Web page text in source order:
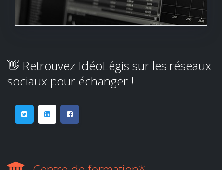
👋 Retrouvez IdéoLégis sur les réseaux
sociaux pour échanger !